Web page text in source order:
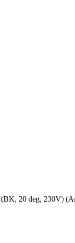
20 deg, 230V)